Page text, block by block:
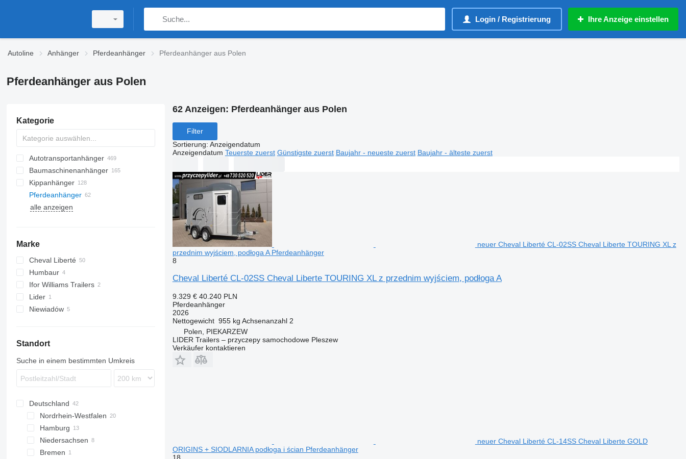
Login / Registrierung Ihre Anzeige einstellen
Autoline Anhänger Pferdeanhänger Pferdeanhänger aus Polen
Pferdeanhänger aus Polen
Kategorie
Autotransportanhänger
Baumaschinenanhänger
Kippanhänger
Pferdeanhänger
alle anzeigen
Marke
Cheval Liberté
Debon
Gold
Humbaur
Xanthos Aero
Ifor Williams Trailers
Lider
Niewiadów
Standort
Suche in einem bestimmten Umkreis
Deutschland
Nordrhein-Westfalen
Recklinghausen
Hamburg
Hamburg
Niedersachsen
Seesen
Bremen
62 Anzeigen: Pferdeanhänger aus Polen
Filter
Sortierung: Anzeigendatum
Anzeigendatum Teuerste zuerst Günstigste zuerst Baujahr - neueste zuerst Baujahr - älteste zuerst
neuer Cheval Liberté CL-02SS Cheval Liberte TOURING XL z
przednim wyjściem, podłoga A Pferdeanhänger
8
Cheval Liberté CL-02SS Cheval Liberte TOURING XL z przednim wyjściem, podłoga A
9.329 € 40.240 PLN
Pferdeanhänger
2026
Nettogewicht 955 kg Achsenanzahl 2
Polen, PIEKARZEW
LIDER Trailers – przyczepy samochodowe Pleszew
Verkäufer kontaktieren
neuer Cheval Liberté CL-14SS Cheval Liberte GOLD
ORIGINS + SIODLARNIA podłoga i ścian Pferdeanhänger